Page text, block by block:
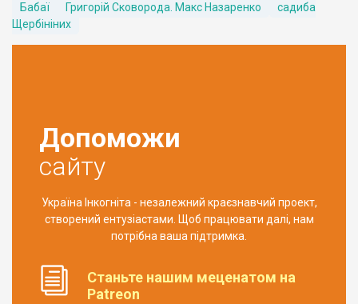
Бабаї Григорій Сковорода. Макс Назаренко
садиба
Щербініних
Допоможи
сайту
Україна Інкогніта - незалежний краєзнавчий проект,
створений ентузіастами. Щоб працювати далі, нам
потрібна ваша підтримка.
Станьте нашим меценатом на
Patreon